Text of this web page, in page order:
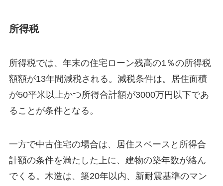
所得税
所得税では、年末の住宅ローン残高の1％の所得税
額額が13年間減税される。減税条件は。居住面積
が50平米以上かつ所得合計額が3000万円以下であ
ることが条件となる。
一方で中古住宅の場合は、居住スペースと所得合
計額の条件を満たした上に、建物の築年数が絡ん
でくる。木造は、築20年以内、新耐震基準のマン